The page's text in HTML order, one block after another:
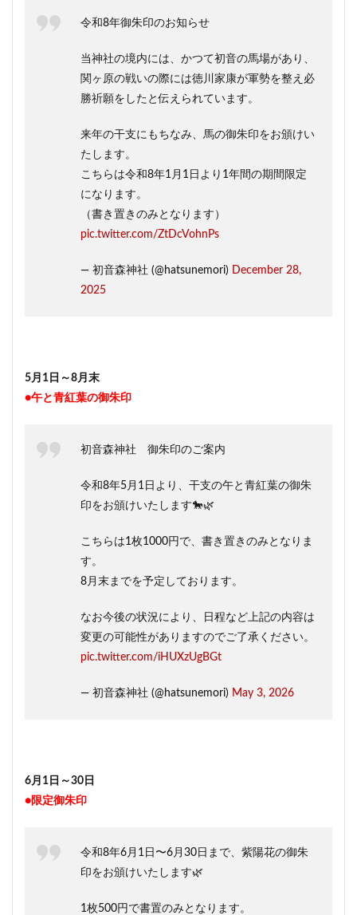
令和8年御朱印のお知らせ
当神社の境内には、かつて初音の馬場があり、
関ヶ原の戦いの際には徳川家康が軍勢を整え必
勝祈願をしたと伝えられています。
来年の干支にもちなみ、馬の御朱印をお頒けい
たします。
こちらは令和8年1月1日より1年間の期間限定
になります。
（書き置きのみとなります）
pic.twitter.com/ZtDcVohnPs
— 初音森神社 (@hatsunemori) December 28,
2025
5月1日～8月末
●午と青紅葉の御朱印
初音森神社 御朱印のご案内
令和8年5月1日より、干支の午と青紅葉の御朱
印をお頒けいたします🐎🌿
こちらは1枚1000円で、書き置きのみとなりま
す。
8月末までを予定しております。
なお今後の状況により、日程など上記の内容は
変更の可能性がありますのでご了承ください。
pic.twitter.com/iHUXzUgBGt
— 初音森神社 (@hatsunemori) May 3, 2026
6月1日～30日
●限定御朱印
令和8年6月1日〜6月30日まで、紫陽花の御朱
印をお頒けいたします🌿
1枚500円で書置のみとなります。